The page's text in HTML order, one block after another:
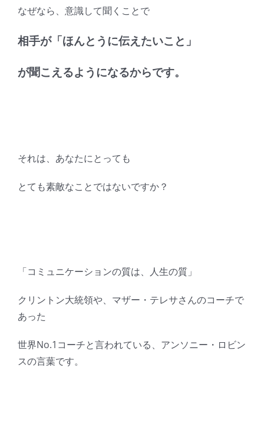
なぜなら、意識して聞くことで
相手が「ほんとうに伝えたいこと」
が聞こえるようになるからです。
それは、あなたにとっても
とても素敵なことではないですか？
「コミュニケーションの質は、人生の質」
クリントン大統領や、マザー・テレサさんのコーチで
あった
世界No.1コーチと言われている、アンソニー・ロビン
スの言葉です。